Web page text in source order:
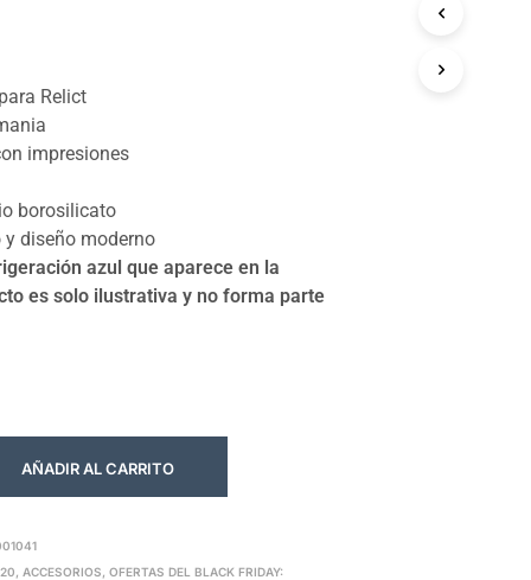
Relict
impresiones
borosilicato
diseño moderno
azul que aparece en la
es solo ilustrativa y no forma parte
AÑADIR AL CARRITO
, ACCESORIOS,OFERTAS DEL BLACK FRIDAY: